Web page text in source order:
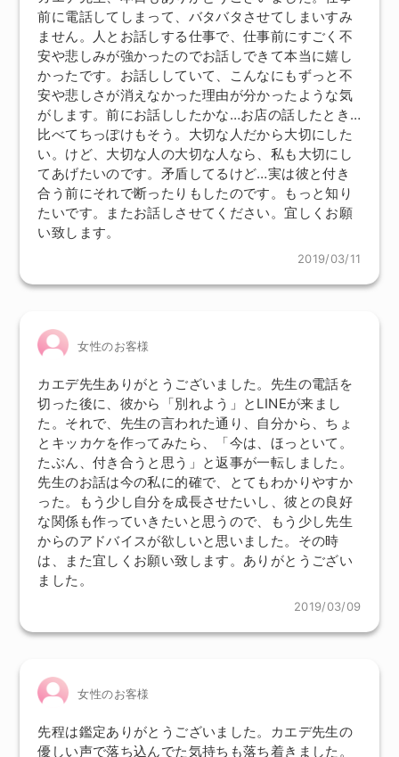
前に電話してしまって、バタバタさせてしまいすみ
ません。人とお話しする仕事で、仕事前にすごく不
安や悲しみが強かったのでお話しできて本当に嬉し
かったです。お話ししていて、こんなにもずっと不
安や悲しさが消えなかった理由が分かったような気
がします。前にお話ししたかな…お店の話したとき…
比べてちっぽけもそう。大切な人だから大切にした
い。けど、大切な人の大切な人なら、私も大切にし
てあげたいのです。矛盾してるけど…実は彼と付き
合う前にそれで断ったりもしたのです。もっと知り
たいです。またお話しさせてください。宜しくお願
い致します。
2019/03/11
女性のお客様
カエデ先生ありがとうございました。先生の電話を
切った後に、彼から「別れよう」とLINEが来まし
た。それで、先生の言われた通り、自分から、ちょ
とキッカケを作ってみたら、「今は、ほっといて。
たぶん、付き合うと思う」と返事が一転しました。
先生のお話は今の私に的確で、とてもわかりやすか
った。もう少し自分を成長させたいし、彼との良好
な関係も作っていきたいと思うので、もう少し先生
からのアドバイスが欲しいと思いました。その時
は、また宜しくお願い致します。ありがとうござい
ました。
2019/03/09
女性のお客様
先程は鑑定ありがとうございました。カエデ先生の
優しい声で落ち込んでた気持ちも落ち着きました。